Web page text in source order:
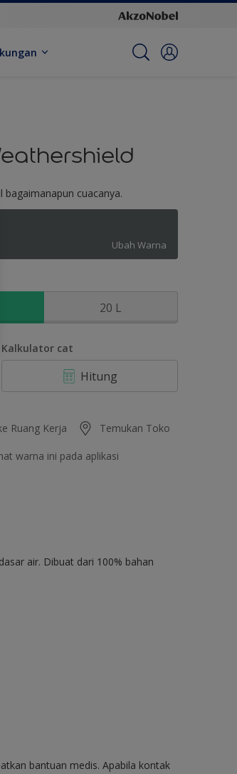
bagaimanapun cuacanya.
Ubah Warna
20 L
Kalkulator cat
Hitung
Ruang Kerja Temukan Toko
warna ini pada aplikasi
air. Dibuat dari 100% bahan
bantuan medis. Apabila kontak